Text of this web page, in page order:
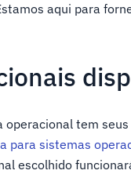
aqui para
operacional tem
para sistemas
escolhido